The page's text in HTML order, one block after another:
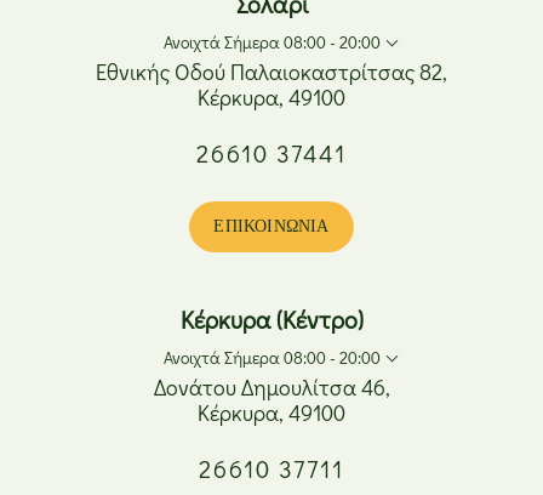
Ανοιχτά Σήμερα 08:00 - 20:00
08:00 - 20:00
08:00 - 20:00
Παρασκευή
08:00 - 20:00
Κυριακή
Κλειστά
Εθνικής Οδού Παλαιοκαστρίτσας 82,
Κέρκυρα, 49100
26610 37441
ΕΠΙΚΟΙΝΩΝΊΑ
Κέρκυρα (Κέντρο)
Ανοιχτά Σήμερα 08:00 - 20:00
08:00 - 20:00
Δονάτου Δημουλίτσα 46,
Κέρκυρα, 49100
26610 37711